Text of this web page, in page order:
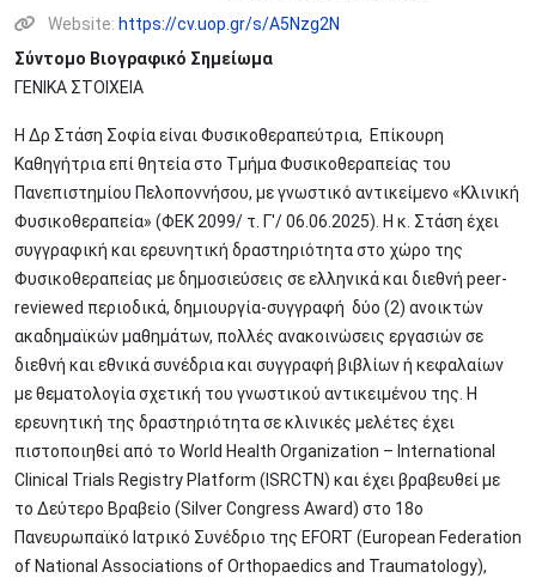
Website: https://cv.uop.gr/s/A5Nzg2N
Σύντομο Βιογραφικό Σημείωμα
ΓΕΝΙΚΑ ΣΤΟΙΧΕΙΑ
Η Δρ Στάση Σοφία είναι Φυσικοθεραπεύτρια, Επίκουρη
Καθηγήτρια επί θητεία στο Τμήμα Φυσικοθεραπείας του
Πανεπιστημίου Πελοποννήσου, με γνωστικό αντικείμενο «Κλινική
Φυσικοθεραπεία» (ΦΕΚ 2099/ τ. Γ'/ 06.06.2025). Η κ. Στάση έχει
συγγραφική και ερευνητική δραστηριότητα στο χώρο της
Φυσικοθεραπείας με δημοσιεύσεις σε ελληνικά και διεθνή peer-
reviewed περιοδικά, δημιουργία-συγγραφή δύο (2) ανοικτών
ακαδημαϊκών μαθημάτων, πολλές ανακοινώσεις εργασιών σε
διεθνή και εθνικά συνέδρια και συγγραφή βιβλίων ή κεφαλαίων
με θεματολογία σχετική του γνωστικού αντικειμένου της. Η
ερευνητική της δραστηριότητα σε κλινικές μελέτες έχει
πιστοποιηθεί από το World Health Organization – International
Clinical Trials Registry Platform (ISRCTN) και έχει βραβευθεί με
το Δεύτερο Βραβείο (Silver Congress Award) στο 18ο
Πανευρωπαϊκό Ιατρικό Συνέδριο της EFORT (European Federation
of National Associations of Orthopaedics and Traumatology),